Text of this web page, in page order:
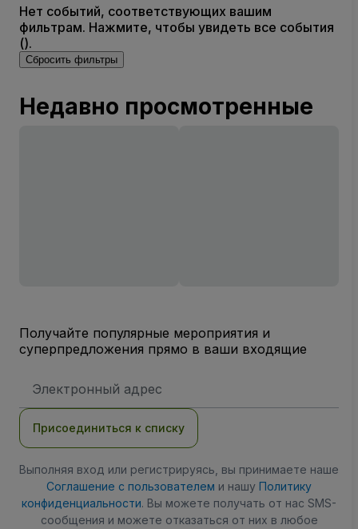
Нет событий, соответствующих вашим
фильтрам. Нажмите, чтобы увидеть все события
().
Сбросить фильтры
Недавно просмотренные
Получайте популярные мероприятия и
суперпредложения прямо в ваши входящие
электронной
Присоединиться к списку
Выполняя вход или регистрируясь, вы принимаете наше
Соглашение с пользователем и нашу Политику
конфиденциальности. Вы можете получать от нас SMS-
сообщения и можете отказаться от них в любое